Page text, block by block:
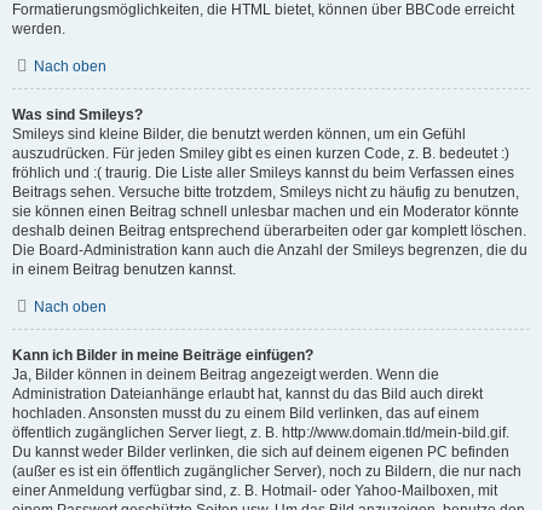
Formatierungsmöglichkeiten, die HTML bietet, können über BBCode erreicht
werden.
Nach oben
Was sind Smileys?
Smileys sind kleine Bilder, die benutzt werden können, um ein Gefühl
auszudrücken. Für jeden Smiley gibt es einen kurzen Code, z. B. bedeutet :)
fröhlich und :( traurig. Die Liste aller Smileys kannst du beim Verfassen eines
Beitrags sehen. Versuche bitte trotzdem, Smileys nicht zu häufig zu benutzen,
sie können einen Beitrag schnell unlesbar machen und ein Moderator könnte
deshalb deinen Beitrag entsprechend überarbeiten oder gar komplett löschen.
Die Board-Administration kann auch die Anzahl der Smileys begrenzen, die du
in einem Beitrag benutzen kannst.
Nach oben
Kann ich Bilder in meine Beiträge einfügen?
Ja, Bilder können in deinem Beitrag angezeigt werden. Wenn die
Administration Dateianhänge erlaubt hat, kannst du das Bild auch direkt
hochladen. Ansonsten musst du zu einem Bild verlinken, das auf einem
öffentlich zugänglichen Server liegt, z. B. http://www.domain.tld/mein-bild.gif.
Du kannst weder Bilder verlinken, die sich auf deinem eigenen PC befinden
(außer es ist ein öffentlich zugänglicher Server), noch zu Bildern, die nur nach
einer Anmeldung verfügbar sind, z. B. Hotmail- oder Yahoo-Mailboxen, mit